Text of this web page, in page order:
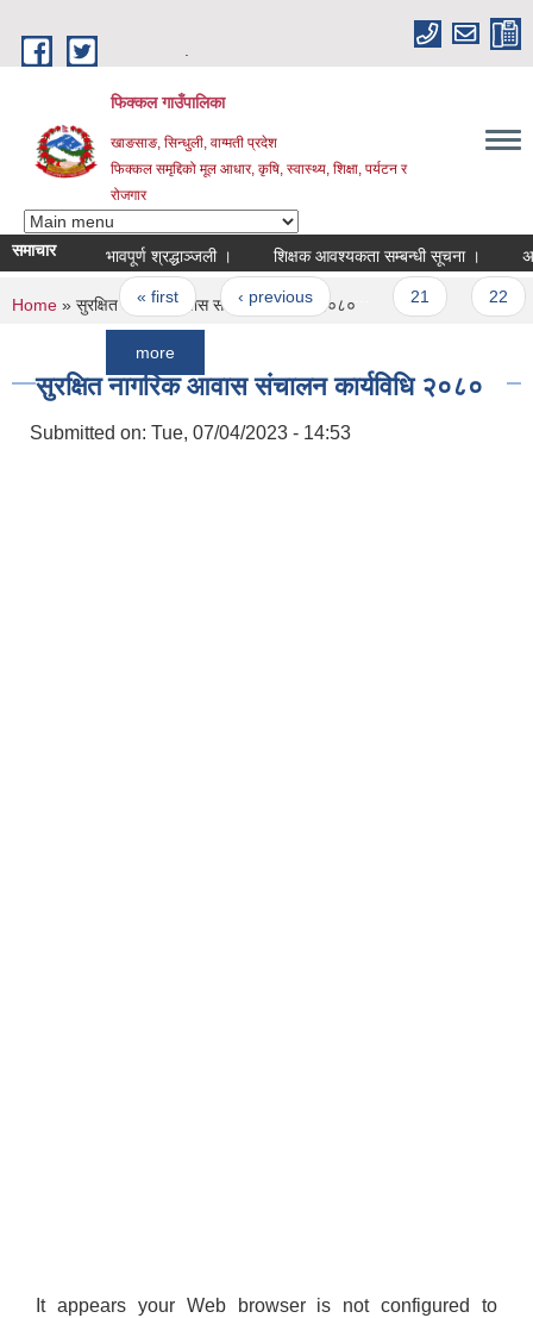
फिक्कल गाउँपालिका
खाङसाङ, सिन्धुली, वाग्मती प्रदेश
फिक्कल समृद्दिको मूल आधार, कृषि, स्वास्थ्य, शिक्षा, पर्यटन र
रोजगार
समाचार भावपूर्ण श्रद्धाञ्जली । शिक्षक आवश्यकता सम्बन्धी सूचना । अन्तिम
Pages
« first ‹ previous …
You are here
Home » सुरक्षित नागरिक आवास संचालन कार्यविधि २०८०
सुरक्षित नागरिक आवास संचालन कार्यविधि २०८०
Submitted on: Tue, 07/04/2023 - 14:53
It appears your Web browser is not configured to